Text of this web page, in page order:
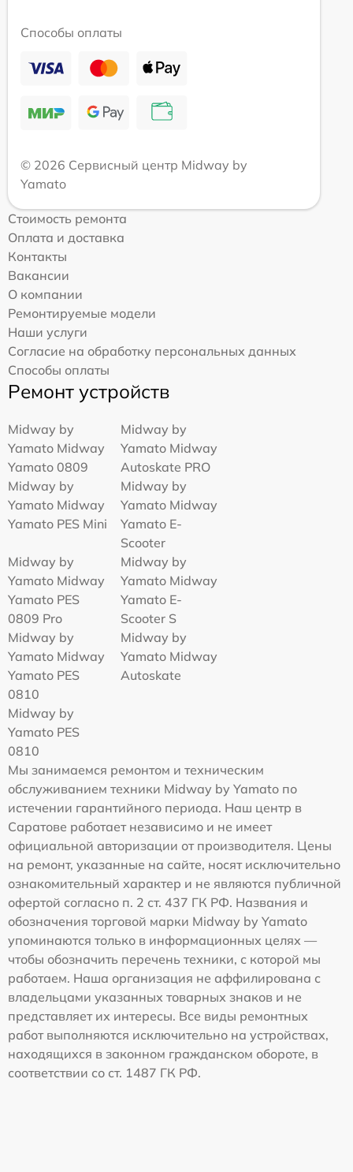
Способы оплаты
© 2026 Сервисный центр Midway by
Yamato
Стоимость ремонта
Оплата и доставка
Контакты
Вакансии
О компании
Ремонтируемые модели
Наши услуги
Согласие на обработку персональных данных
Способы оплаты
Ремонт устройств
Midway by
Yamato Midway
Yamato 0809
Midway by
Yamato Midway
Autoskate PRO
Midway by
Yamato Midway
Yamato PES Mini
Midway by
Yamato Midway
Yamato E-
Scooter
Midway by
Yamato Midway
Yamato PES
0809 Pro
Midway by
Yamato Midway
Yamato E-
Scooter S
Midway by
Yamato Midway
Yamato PES
0810
Midway by
Yamato Midway
Autoskate
Midway by
Yamato PES
0810
Мы занимаемся ремонтом и техническим
обслуживанием техники Midway by Yamato по
истечении гарантийного периода. Наш центр в
Саратове работает независимо и не имеет
официальной авторизации от производителя. Цены
на ремонт, указанные на сайте, носят исключительно
ознакомительный характер и не являются публичной
офертой согласно п. 2 ст. 437 ГК РФ. Названия и
обозначения торговой марки Midway by Yamato
упоминаются только в информационных целях —
чтобы обозначить перечень техники, с которой мы
работаем. Наша организация не аффилирована с
владельцами указанных товарных знаков и не
представляет их интересы. Все виды ремонтных
работ выполняются исключительно на устройствах,
находящихся в законном гражданском обороте, в
соответствии со ст. 1487 ГК РФ.